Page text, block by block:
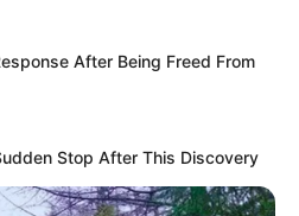
After Being Freed From
Stop After This Discovery